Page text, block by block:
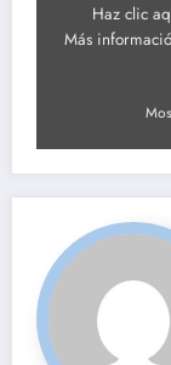
Haz clic
Más